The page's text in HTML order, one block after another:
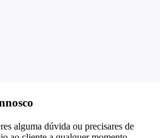
alguma dúvida ou precisares de